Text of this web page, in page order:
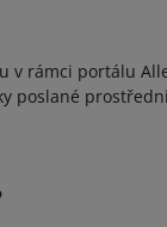
v rámci portálu
poslané